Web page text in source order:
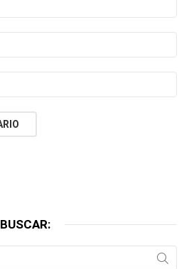
BUSCAR: